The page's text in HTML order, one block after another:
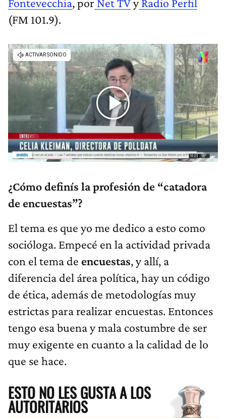
Fontevecchia, por Net TVyRadio Perfil
(FM 101.9).
¿Cómo definís la profesión de “catadora
de encuestas”?
El tema es que yo me dedico a esto como
socióloga. Empecé en la actividad privada
con el tema de encuestas, y allí, a
diferencia del área política, hay un código
de ética, además de metodologías muy
estrictas para realizar encuestas. Entonces
tengo esa buena y mala costumbre de ser
muy exigente en cuanto a la calidad de lo
que se hace.
ESTO NO LES GUSTA A LOS
AUTORITARIOS